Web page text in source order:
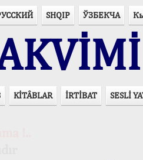
SHQIP ЎЗБЕКЧА
KİTÂBLAR İRTİBAT SESLİ